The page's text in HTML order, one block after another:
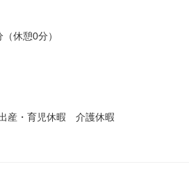
休憩0分）
・育児休暇 介護休暇